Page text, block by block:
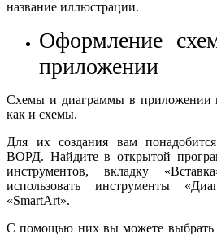
название иллюстрации.
Оформление
приложении
Схемы и диаграммы в приложении
как и схемы.
Для их создания вам
ВОРД. Найдите в открытой
инструментов, вкладку
использовать инструменты
«SmartArt».
С помощью них вы можете